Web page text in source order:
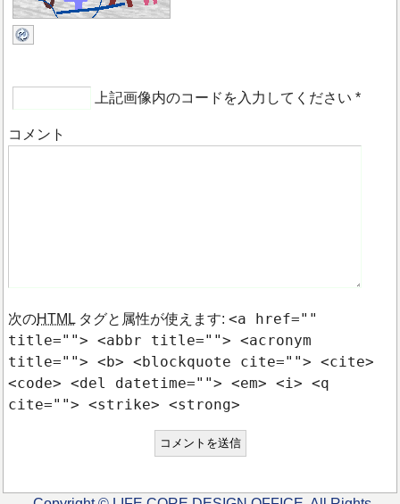
上記画像内のコードを入力してください *
コメント
次のHTMLタグと属性が使えます:<a href=""
title=""> <abbr title=""> <acronym
title=""> <b> <blockquote cite=""> <cite>
<code> <del datetime=""> <em> <i> <q
cite=""> <strike> <strong>